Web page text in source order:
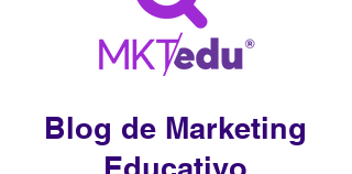
Blog de Marketing